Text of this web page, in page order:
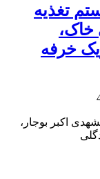
تغذیه‌
خاک،
خرفه
اکبر بوجار،